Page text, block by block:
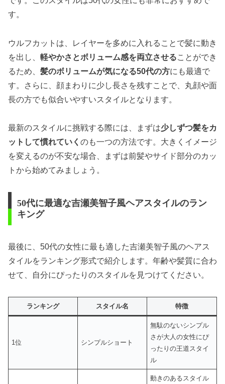
す。
ウルフカットは、レイヤーを多めに入れることで髪に動き
を出し、 軽やかさとボリューム感を両立させることができ
るため、 髪のボリュームが気になる50代の方にも最適で
す。さらに、顔まわりに少し長さを残すことで、丸顔や面
長の方でも似合いやすいスタイルとなります。
最新のスタイルに挑戦する際には、まずは少しずつ髪をカ
ットして慣れていく のも一つの方法です。大きくイメージ
を変えるのが不安な場合、まずは前髪やサイド部分のカッ
トから始めてみましょう。
50代に最適な吉瀬美智子風ヘアスタイルのラン
キング
最後に、50代の女性に最も適した吉瀬美智子風のヘアス
タイルをランキング形式で紹介します。年齢や髪質に合わ
せて、自分にぴったりのスタイルを見つけてください。
ランキング スタイル名 特徴
1位 シンプルショート
無駄のないシンプル
さが大人の女性にぴ
ったりの王道スタイ
ル
動きのあるスタイル